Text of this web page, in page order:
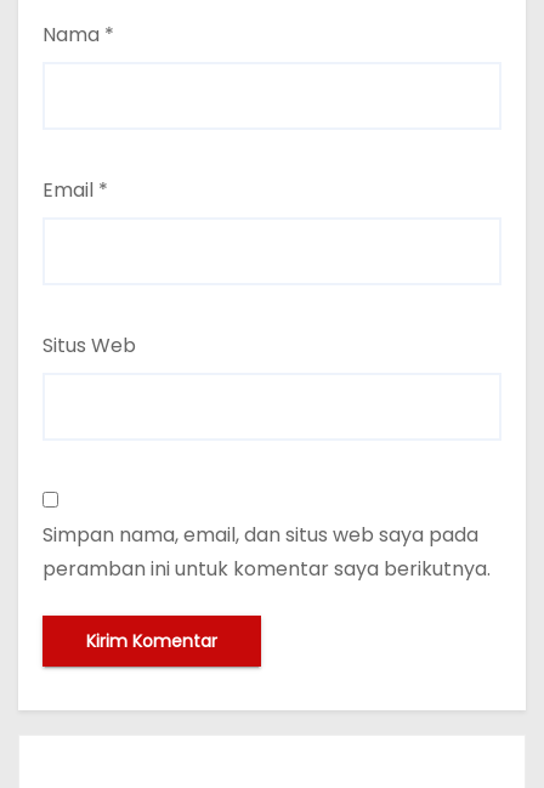
Nama *
Email *
Situs Web
Simpan nama, email, dan situs web saya pada
peramban ini untuk komentar saya berikutnya.